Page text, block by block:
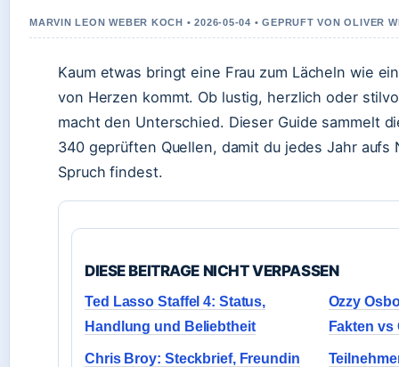
MARVIN LEON WEBER KOCH • 2026-05-04 • GEPRUFT VON OLIVER
Kaum etwas bringt eine Frau zum Lächeln wie
von Herzen kommt. Ob lustig, herzlich oder
macht den Unterschied. Dieser Guide sammelt
340 geprüften Quellen, damit du jedes Jahr
Spruch findest.
DIESE BEITRAGE NICHT VERPASSEN
Ted Lasso Staffel 4: Status,
Handlung und Beliebtheit
Ozzy
Fakten vs
Chris Broy: Steckbrief, Freundin